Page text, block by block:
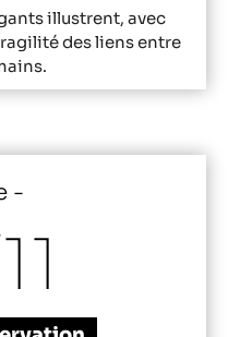
illustrent, avec
des liens entre
11